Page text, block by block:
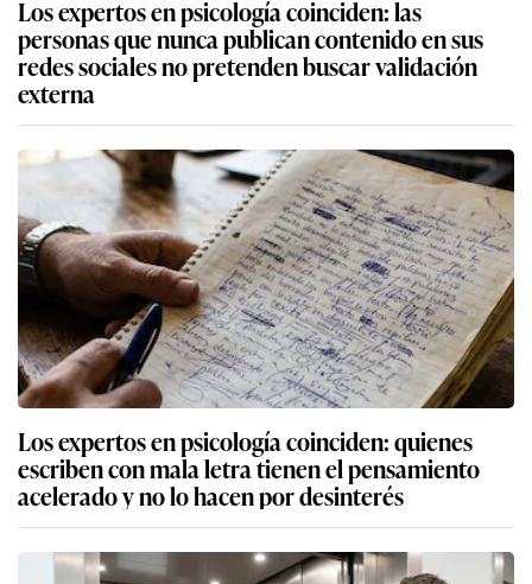
Los expertos en psicología coinciden: las
personas que nunca publican contenido en sus
redes sociales no pretenden buscar validación
externa
Los expertos en psicología coinciden: quienes
escriben con mala letra tienen el pensamiento
acelerado y no lo hacen por desinterés